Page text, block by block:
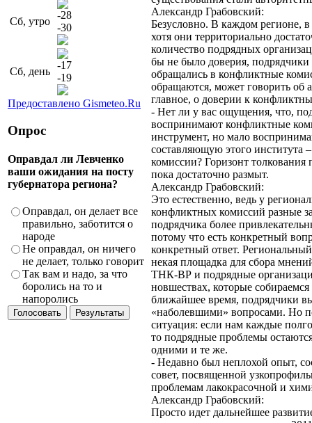
Сб, утро
-28
-30
Сб, день
-17
-19
Предоставлено Gismeteo.Ru
Опрос
Оправдал ли Левченко
ваши ожидания на посту
губернатора региона?
Оправдал, он делает все
правильно, заботится о
народе
Не оправдал, он ничего
не делает, только говорит
Так вам и надо, за что
боролись на то и
напоролись
Александр Грабовский:
Безусловно. В каждом регионе,
хотя они территориально
количество подрядных
бы не было доверия,
обращались в конфликтные
обращаются, может говорить об
главное, о доверии к
- Нет ли у вас ощущения, что,
воспринимают конфликтные
инструмент, но мало
составляющую этого института
комиссии? Горизонт
пока достаточно размыт.
Александр Грабовский:
Это естественно, ведь у
конфликтных комиссий разные
подрядчика более
потому что есть конкретный
конкретный ответ.
некая площадка для сбора
ТНК-ВР и подрядные
новшествах, которые собираемся
ближайшее время, подрядчики
«наболевшими» вопросами. Но
ситуация: если нам каждые
то подрядные проблемы
одними и те же.
- Недавно был неплохой опыт,
совет, посвященной
проблемам лакокрасочной и
Александр Грабовский:
Просто идет дальнейшее